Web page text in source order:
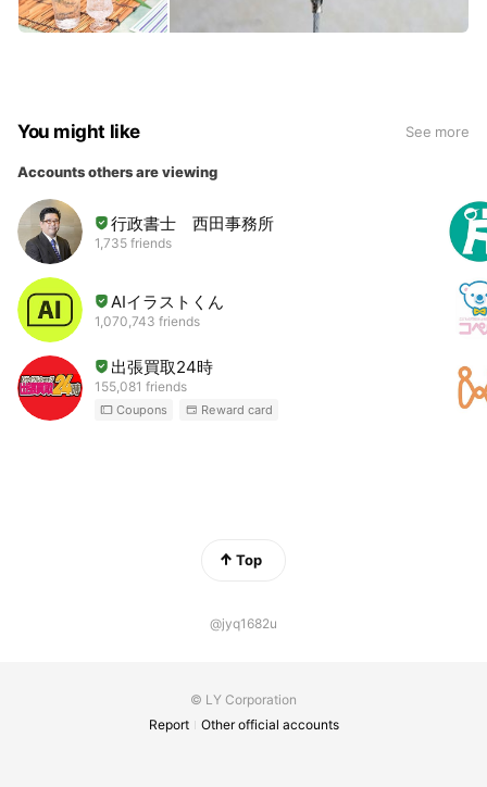
You might like See more
Accounts others are viewing
行政書士 西田事務所
1,735 friends
AIイラストくん
1,070,743 friends
出張買取24時
155,081 friends
Coupons Reward card
Top
@jyq1682u
© LY Corporation
Report
Other official accounts